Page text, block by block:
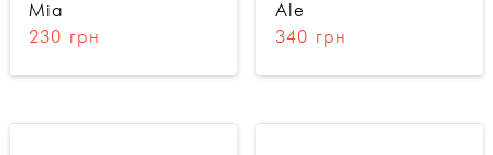
Mia
230 грн
Ale
340 грн